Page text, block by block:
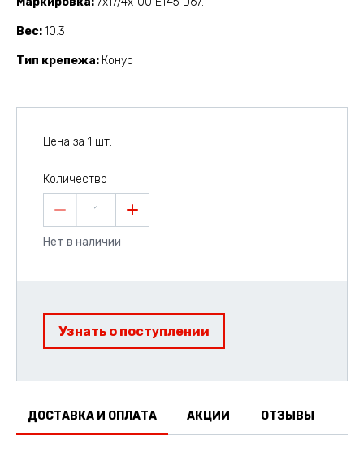
Вес 10.3
Тип крепежа Конус
Цена за 1 шт.
Количество
1
Нет в наличии
Узнать о поступлении
ДОСТАВКА И ОПЛАТА АКЦИИ ОТЗЫВЫ